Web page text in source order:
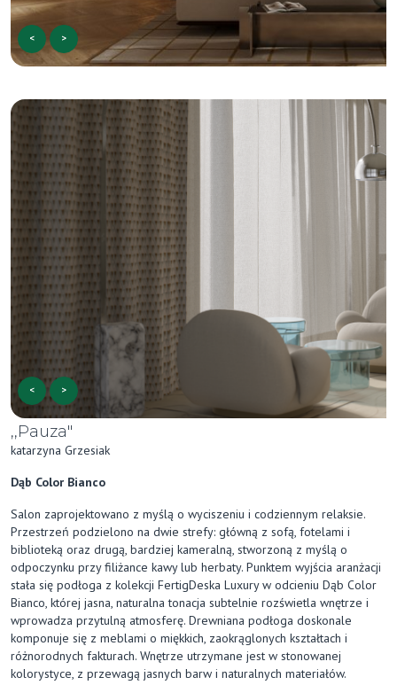
< >
< >
,,Pauza"
katarzyna Grzesiak
Dąb Color Bianco
Salon zaprojektowano z myślą o wyciszeniu i codziennym relaksie.
Przestrzeń podzielono na dwie strefy: główną z sofą, fotelami i
biblioteką oraz drugą, bardziej kameralną, stworzoną z myślą o
odpoczynku przy filiżance kawy lub herbaty. Punktem wyjścia aranżacji
stała się podłoga z kolekcji FertigDeska Luxury w odcieniu Dąb Color
Bianco, której jasna, naturalna tonacja subtelnie rozświetla wnętrze i
wprowadza przytulną atmosferę. Drewniana podłoga doskonale
komponuje się z meblami o miękkich, zaokrąglonych kształtach i
różnorodnych fakturach. Wnętrze utrzymane jest w stonowanej
kolorystyce, z przewagą jasnych barw i naturalnych materiałów.